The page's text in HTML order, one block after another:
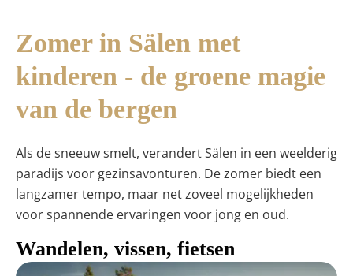
Zomer in Sälen met
kinderen - de groene magie
van de bergen
Als de sneeuw smelt, verandert Sälen in een weelderig
paradijs voor gezinsavonturen. De zomer biedt een
langzamer tempo, maar net zoveel mogelijkheden
voor spannende ervaringen voor jong en oud.
Wandelen, vissen, fietsen